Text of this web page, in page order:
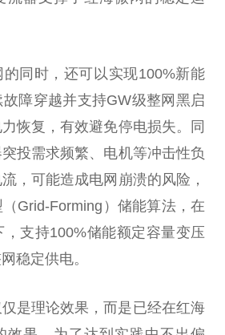
同时，还可以实现100%新能
故障穿越并支持GW级整网黑启
恢复，有效避免停电损失。同
投需求频繁、电机等冲击性负
，可能造成电网崩溃的风险，
Grid-Forming）储能算法，在
支持100%储能额定容量变压
稳定供电。
是理论效果 ，而是已经在红海